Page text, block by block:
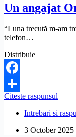
fi
și
Un angajat
“Luna trecută m-am
telefon…
Distribuie
Facebook
Share
Citeste raspunsul
a
Intrebari si
3 October 2025